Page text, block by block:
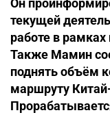
Он
текущей
работе в
Также Мамин
поднять объём
маршруту